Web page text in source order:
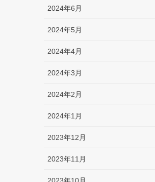
2024年6月
2024年5月
2024年4月
2024年3月
2024年2月
2024年1月
2023年12月
2023年11月